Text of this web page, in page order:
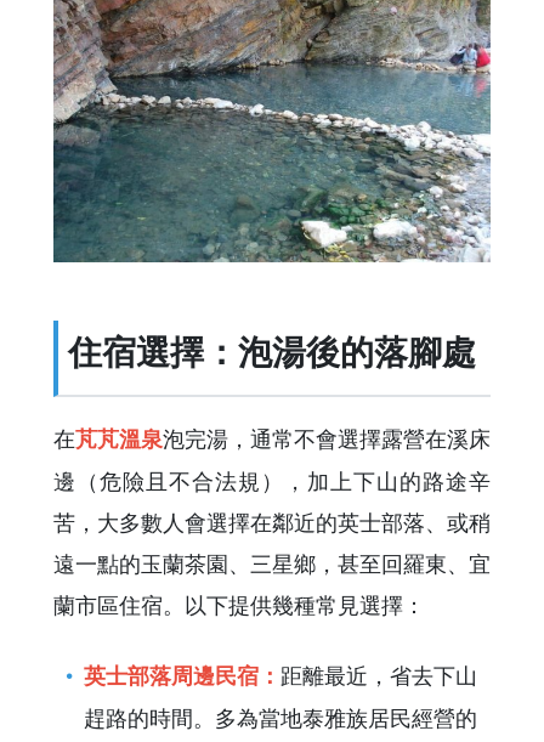
住宿選擇：泡湯後的落腳處
在芃芃溫泉泡完湯，通常不會選擇露營在溪床
邊（危險且不合法規），加上下山的路途辛
苦，大多數人會選擇在鄰近的英士部落、或稍
遠一點的玉蘭茶園、三星鄉，甚至回羅東、宜
蘭市區住宿。以下提供幾種常見選擇：
英士部落周邊民宿： 距離最近，省去下山
趕路的時間。多為當地泰雅族居民經營的